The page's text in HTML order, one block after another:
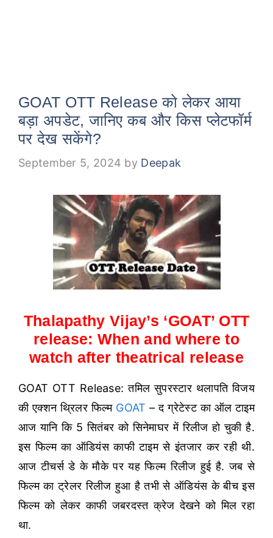
GOAT OTT Release को लेकर आया
बड़ा अपडेट, जानिए कब और किस प्लेटफॉर्म
पर देख सकेंगे?
September 5, 2024 by Deepak
Thalapathy Vijay’s ‘GOAT’ OTT
release: When and where to
watch after theatrical release
GOAT OTT Release: तमिल सुपरस्टार थलापति विजय
की एक्शन थ्रिलर फिल्म GOAT – द ग्रेटेस्ट का ऑल टाइम
आज यानि कि 5 सितंबर को सिनेमाघर में रिलीज हो चुकी है.
इस फिल्म का ऑडियंस काफी टाइम से इंतजार कर रही थी.
आज टीचर्स डे के मौके पर यह फिल्म रिलीज हुई है. जब से
फिल्म का ट्रेलर रिलीज हुआ है तभी से ऑडियंस के बीच इस
फिल्म को लेकर काफी जबरदस्त क्रेज देखने को मिल रहा
था.